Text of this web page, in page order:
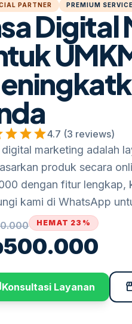
PARTNER PREMIUM SERVICE
starstarstar4.7 (3 reviews)
marketing adalah
produk secara
dengan fitur lengkap,
kami di WhatsApp
500.000
HEMAT 23%
Konsultasi Layanan